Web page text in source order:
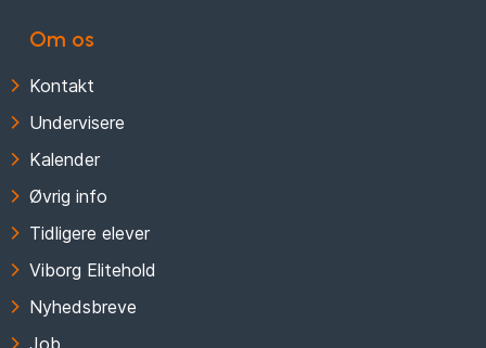
Om os
Kontakt
Undervisere
Kalender
Øvrig info
Tidligere elever
Viborg Elitehold
Nyhedsbreve
Job